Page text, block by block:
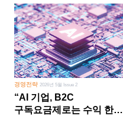
경영전략2026년 5월 Issue 2
“AI 기업, B2C
구독요금제로는 수익 한계